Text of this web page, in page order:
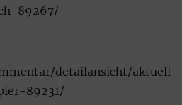
89267/
detailansicht/aktuell
89231/